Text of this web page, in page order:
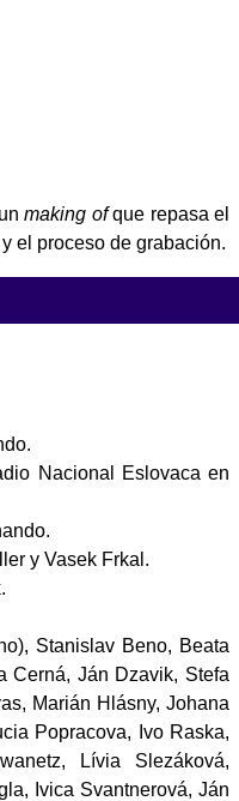
making ofque repasa el
el proceso de grabación.
Nacional Eslovaca en
y Vasek Frkal.
Stanislav Beno, Beata
Cerná, Ján Dzavik, Stefa
Marián Hlásny, Johana
Popracova, Ivo Raska,
Lívia Slezáková,
Ivica Svantnerová, Ján